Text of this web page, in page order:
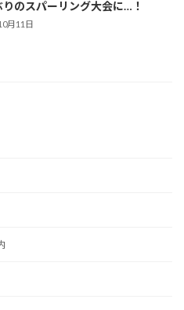
りのスパーリング大会に…！
月11日